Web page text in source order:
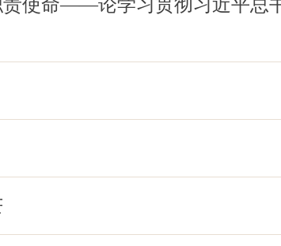
责使命——论学习贯彻习近平总